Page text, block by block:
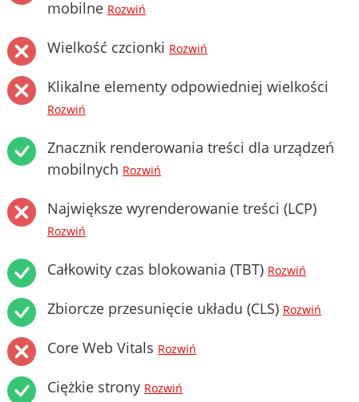
mobilne Rozwiń
Wielkość czcionki Rozwiń
Klikalne elementy odpowiedniej wielkości
Rozwiń
Znacznik renderowania treści dla urządzeń
mobilnych Rozwiń
Największe wyrenderowanie treści (LCP)
Rozwiń
Całkowity czas blokowania (TBT) Rozwiń
Zbiorcze przesunięcie układu (CLS) Rozwiń
Core Web Vitals Rozwiń
Ciężkie strony Rozwiń